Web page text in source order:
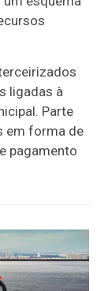
ligadas à
Parte
em forma de
pagamento